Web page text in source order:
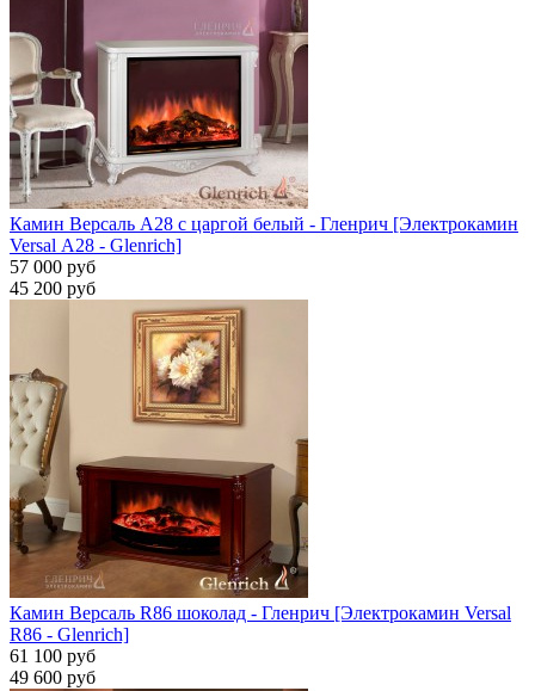
Камин Версаль A28 с царгой белый - Гленрич [Электрокамин
Versal А28 - Glenrich]
57 000 руб
45 200 руб
Камин Версаль R86 шоколад - Гленрич [Электрокамин Versal
R86 - Glenrich]
61 100 руб
49 600 руб